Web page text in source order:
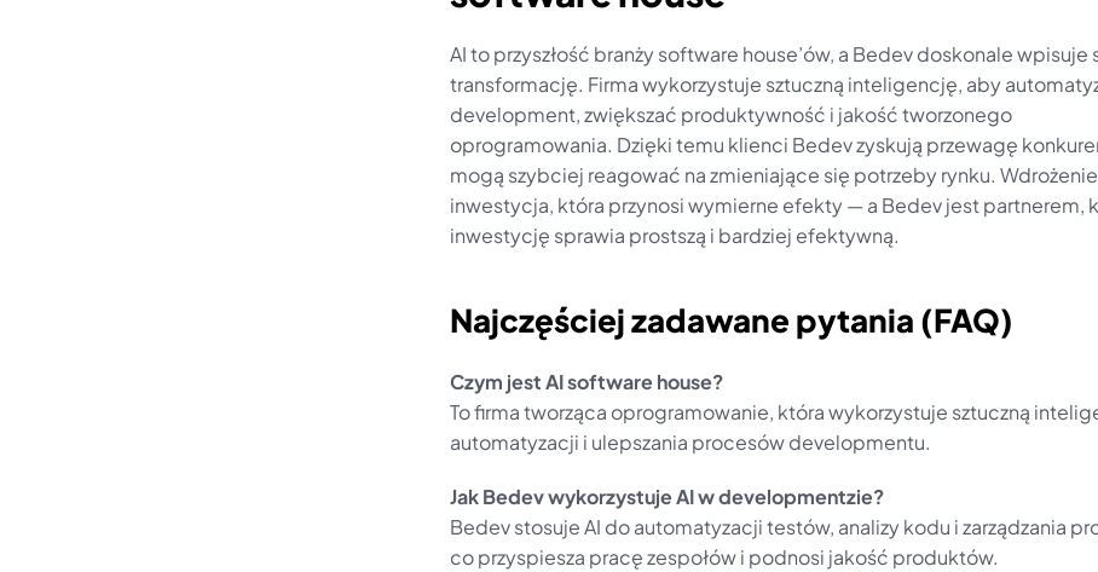
AI to przyszłość branży software house’ów, a Bedev doskonale wpisuje
transformację. Firma wykorzystuje sztuczną inteligencję, aby
development, zwiększać produktywność i jakość tworzonego
oprogramowania. Dzięki temu klienci Bedev zyskują przewagę
mogą szybciej reagować na zmieniające się potrzeby rynku.
inwestycja, która przynosi wymierne efekty — a Bedev jest partnerem,
inwestycję sprawia prostszą i bardziej efektywną.
Najczęściej zadawane pytania (FAQ)
Czym jest AI software house?
To firma tworząca oprogramowanie, która wykorzystuje sztuczną
automatyzacji i ulepszania procesów developmentu.
Jak Bedev wykorzystuje AI w developmentzie?
Bedev stosuje AI do automatyzacji testów, analizy kodu i zarządzania
co przyspiesza pracę zespołów i podnosi jakość produktów.